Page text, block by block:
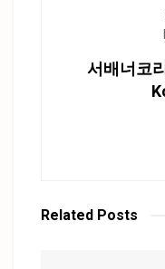
서배너코
Related Posts